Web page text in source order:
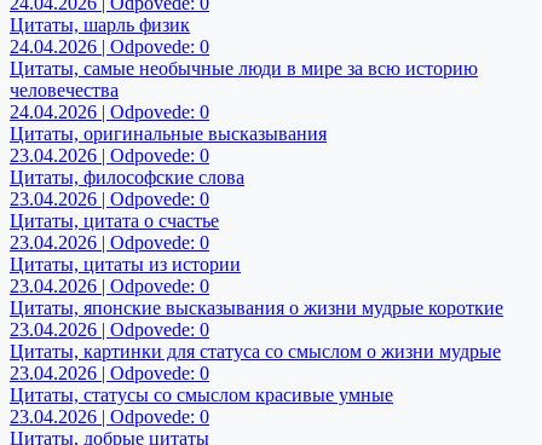
Цитаты, шарль физик
24.04.2026 | Odpovede: 0
Цитаты, самые необычные люди в мире за всю историю
человечества
24.04.2026 | Odpovede: 0
Цитаты, оригинальные высказывания
23.04.2026 | Odpovede: 0
Цитаты, философские слова
23.04.2026 | Odpovede: 0
Цитаты, цитата о счастье
23.04.2026 | Odpovede: 0
Цитаты, цитаты из истории
23.04.2026 | Odpovede: 0
Цитаты, японские высказывания о жизни мудрые короткие
23.04.2026 | Odpovede: 0
Цитаты, картинки для статуса со смыслом о жизни мудрые
23.04.2026 | Odpovede: 0
Цитаты, статусы со смыслом красивые умные
23.04.2026 | Odpovede: 0
Цитаты, добрые цитаты